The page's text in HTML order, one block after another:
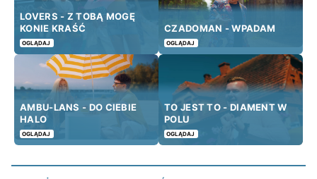
LOVERS - Z TOBĄ MOGĘ
KONIE KRAŚĆ
OGLĄDAJ
CZADOMAN - WPADAM
OGLĄDAJ
AMBU-LANS - DO CIEBIE
HALO
OGLĄDAJ
TO JEST TO - DIAMENT W
POLU
OGLĄDAJ